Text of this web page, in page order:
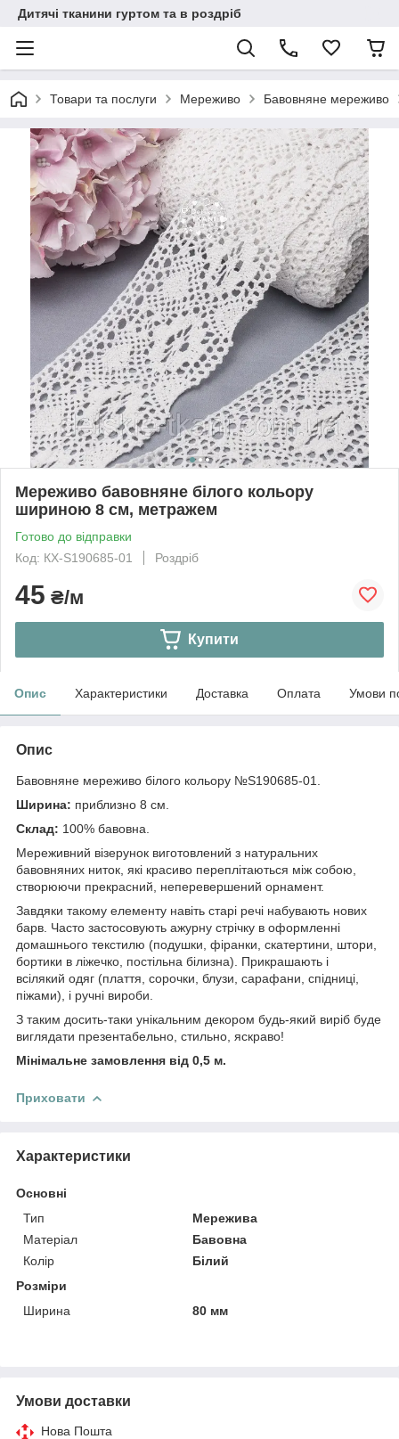
Дитячі тканини гуртом та в роздріб
Товари та послуги Мереживо Бавовняне мереживо
Мереживо бавовняне білого кольору
шириною 8 см, метражем
Готово до відправки
Код: КХ-S190685-01
Роздріб
45 ₴/м
Купити
Опис Характеристики Доставка Оплата Умови
Опис
Бавовняне мереживо білого кольору №S190685-01.
Ширина: приблизно 8 см.
Склад: 100% бавовна.
Мереживний візерунок виготовлений з натуральних
бавовняних ниток, які красиво переплітаються між собою,
створюючи прекрасний, неперевершений орнамент.
Завдяки такому елементу навіть старі речі набувають нових
барв. Часто застосовують ажурну стрічку в оформленні
домашнього текстилю (подушки, фіранки, скатертини, штори,
бортики в ліжечко, постільна білизна). Прикрашають і
всілякий одяг (плаття, сорочки, блузи, сарафани, спідниці,
піжами), і ручні вироби.
З таким досить-таки унікальним декором будь-який виріб буде
виглядати презентабельно, стильно, яскраво!
Мінімальне замовлення від 0,5 м.
Приховати
Характеристики
Основні
Тип
Мережива
Матеріал
Бавовна
Колір
Білий
Розміри
Ширина
80 мм
Умови доставки
Нова Пошта